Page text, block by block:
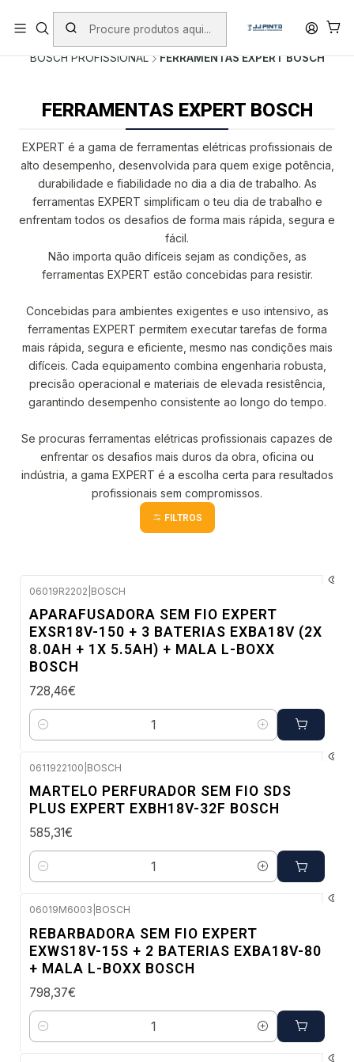
PORTES INCLUÍDOS EM ENCOMENDAS +75€ (excepto ilhas)
Início PRODUTOS
FERRAMENTAS SEM FIO
BOSCH PROFISSIONAL
FERRAMENTAS EXPERT BOSCH
FERRAMENTAS EXPERT BOSCH
EXPERT é a gama de ferramentas elétricas profissionais de
alto desempenho, desenvolvida para quem exige potência,
durabilidade e fiabilidade no dia a dia de trabalho. As
ferramentas EXPERT simplificam o teu dia de trabalho e
enfrentam todos os desafios de forma mais rápida, segura e
fácil.
Não importa quão difíceis sejam as condições, as
ferramentas EXPERT estão concebidas para resistir.
Concebidas para ambientes exigentes e uso intensivo, as
ferramentas EXPERT permitem executar tarefas de forma
mais rápida, segura e eficiente, mesmo nas condições mais
difíceis. Cada equipamento combina engenharia robusta,
precisão operacional e materiais de elevada resistência,
garantindo desempenho consistente ao longo do tempo.
Se procuras ferramentas elétricas profissionais capazes de
enfrentar os desafios mais duros da obra, oficina ou
indústria, a gama EXPERT é a escolha certa para resultados
profissionais sem compromissos.
FILTROS
06019R2202 BOSCH
APARAFUSADORA SEM FIO EXPERT
EXSR18V-150 + 3 BATERIAS EXBA18V (2X
8.0AH + 1X 5.5AH) + MALA L-BOXX
BOSCH
728,46€
Quantidade
0611922100 BOSCH
MARTELO PERFURADOR SEM FIO SDS
PLUS EXPERT EXBH18V-32F BOSCH
585,31€
Quantidade
06019M6003 BOSCH
REBARBADORA SEM FIO EXPERT
EXWS18V-15S + 2 BATERIAS EXBA18V-80
+ MALA L-BOXX BOSCH
798,37€
Quantidade